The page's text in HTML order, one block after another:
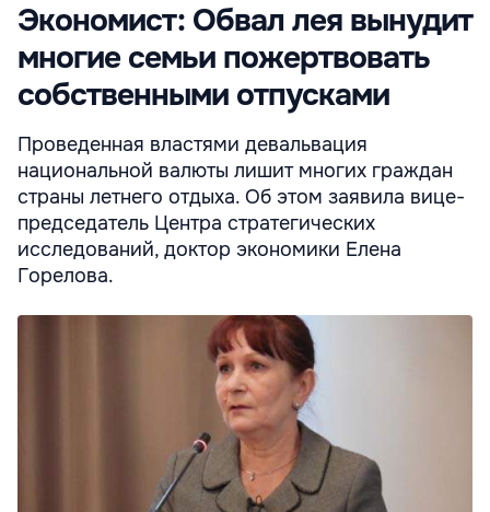
Экономист: Обвал лея вынудит
многие семьи пожертвовать
собственными отпусками
Проведенная властями девальвация
национальной валюты лишит многих граждан
страны летнего отдыха. Об этом заявила вице-
председатель Центра стратегических
исследований, доктор экономики Елена
Горелова.